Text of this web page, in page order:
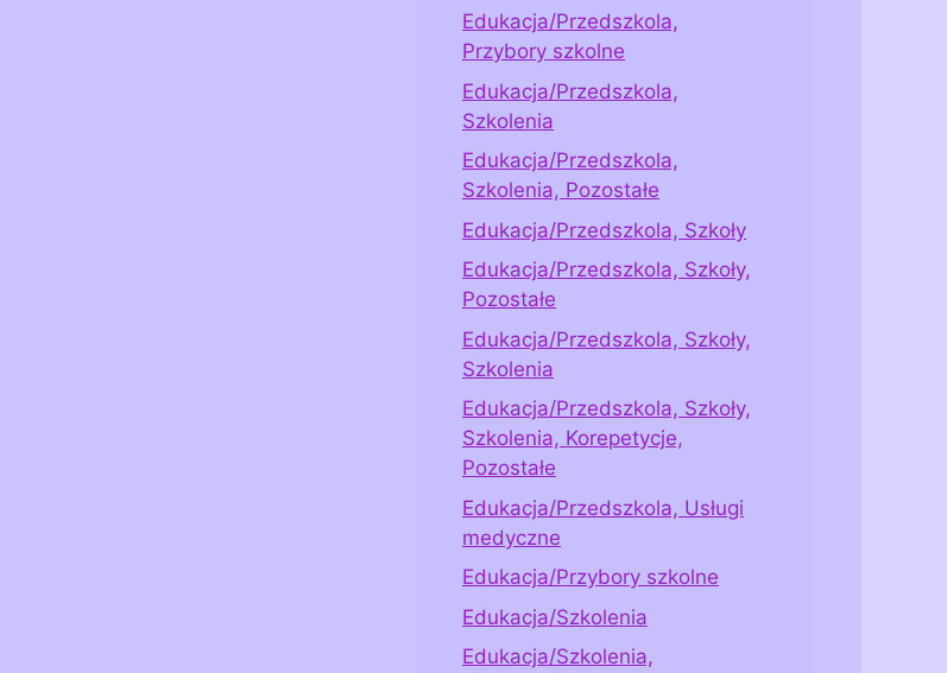
Edukacja/Przedszkola,
Przybory szkolne
Edukacja/Przedszkola,
Szkolenia
Edukacja/Przedszkola,
Szkolenia, Pozostałe
Edukacja/Przedszkola, Szkoły
Edukacja/Przedszkola, Szkoły,
Pozostałe
Edukacja/Przedszkola, Szkoły,
Szkolenia
Edukacja/Przedszkola, Szkoły,
Szkolenia, Korepetycje,
Pozostałe
Edukacja/Przedszkola, Usługi
medyczne
Edukacja/Przybory szkolne
Edukacja/Szkolenia
Edukacja/Szkolenia,